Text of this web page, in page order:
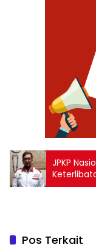
JPKP
Pos Terkait